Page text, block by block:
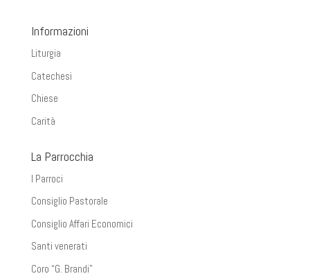
Informazioni
Liturgia
Catechesi
Chiese
Carità
La Parrocchia
I Parroci
Consiglio Pastorale
Consiglio Affari Economici
Santi venerati
Coro “G. Brandi”